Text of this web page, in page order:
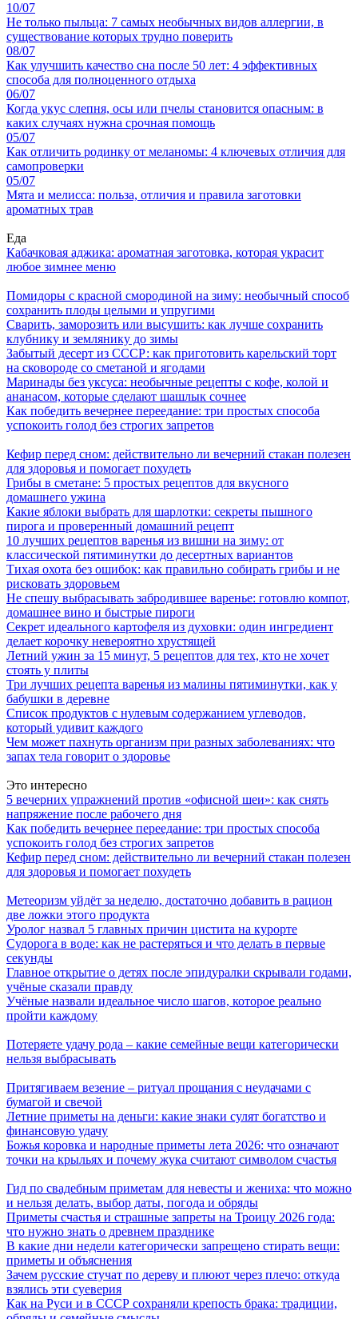
10/07
Не только пыльца: 7 самых необычных видов аллергии, в
существование которых трудно поверить
08/07
Как улучшить качество сна после 50 лет: 4 эффективных
способа для полноценного отдыха
06/07
Когда укус слепня, осы или пчелы становится опасным: в
каких случаях нужна срочная помощь
05/07
Как отличить родинку от меланомы: 4 ключевых отличия для
самопроверки
05/07
Мята и мелисса: польза, отличия и правила заготовки
ароматных трав
Еда
Кабачковая аджика: ароматная заготовка, которая украсит
любое зимнее меню
Помидоры с красной смородиной на зиму: необычный способ
сохранить плоды целыми и упругими
Сварить, заморозить или высушить: как лучше сохранить
клубнику и землянику до зимы
Забытый десерт из СССР: как приготовить карельский торт
на сковороде со сметаной и ягодами
Маринады без уксуса: необычные рецепты с кофе, колой и
ананасом, которые сделают шашлык сочнее
Как победить вечернее переедание: три простых способа
успокоить голод без строгих запретов
Кефир перед сном: действительно ли вечерний стакан полезен
для здоровья и помогает похудеть
Грибы в сметане: 5 простых рецептов для вкусного
домашнего ужина
Какие яблоки выбрать для шарлотки: секреты пышного
пирога и проверенный домашний рецепт
10 лучших рецептов варенья из вишни на зиму: от
классической пятиминутки до десертных вариантов
Тихая охота без ошибок: как правильно собирать грибы и не
рисковать здоровьем
Не спешу выбрасывать забродившее варенье: готовлю компот,
домашнее вино и быстрые пироги
Секрет идеального картофеля из духовки: один ингредиент
делает корочку невероятно хрустящей
Летний ужин за 15 минут, 5 рецептов для тех, кто не хочет
стоять у плиты
Три лучших рецепта варенья из малины пятиминутки, как у
бабушки в деревне
Список продуктов с нулевым содержанием углеводов,
который удивит каждого
Чем может пахнуть организм при разных заболеваниях: что
запах тела говорит о здоровье
Это интересно
5 вечерних упражнений против «офисной шеи»: как снять
напряжение после рабочего дня
Как победить вечернее переедание: три простых способа
успокоить голод без строгих запретов
Кефир перед сном: действительно ли вечерний стакан полезен
для здоровья и помогает похудеть
Метеоризм уйдёт за неделю, достаточно добавить в рацион
две ложки этого продукта
Уролог назвал 5 главных причин цистита на курорте
Судорога в воде: как не растеряться и что делать в первые
секунды
Главное открытие о детях после эпидуралки скрывали годами,
учёные сказали правду
Учёные назвали идеальное число шагов, которое реально
пройти каждому
Потеряете удачу рода – какие семейные вещи категорически
нельзя выбрасывать
Притягиваем везение – ритуал прощания с неудачами с
бумагой и свечой
Летние приметы на деньги: какие знаки сулят богатство и
финансовую удачу
Божья коровка и народные приметы лета 2026: что означают
точки на крыльях и почему жука считают символом счастья
Гид по свадебным приметам для невесты и жениха: что можно
и нельзя делать, выбор даты, погода и обряды
Приметы счастья и страшные запреты на Троицу 2026 года:
что нужно знать о древнем празднике
В какие дни недели категорически запрещено стирать вещи:
приметы и объяснения
Зачем русские стучат по дереву и плюют через плечо: откуда
взялись эти суеверия
Как на Руси и в СССР сохраняли крепость брака: традиции,